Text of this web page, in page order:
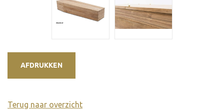
AFDRUKKEN
Terug naar overzicht